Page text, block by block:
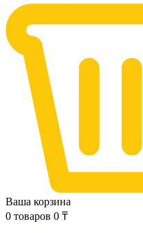
Ваша корзина
0 товаров 0 ₸